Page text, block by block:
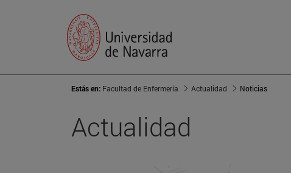
Estás en: Facultad de Enfermería Actualidad Noticias
Actualidad